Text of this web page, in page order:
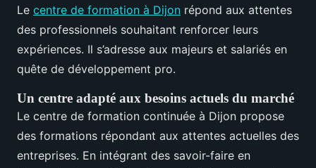
Le centre de formation à Dijon répond aux attentes
des professionnels souhaitant renforcer leurs
expériences. Il s’adresse aux majeurs et salariés en
quête de développement pro.
Un centre adapté aux besoins actuels du marché
Le centre de formation continuée à Dijon propose
des formations répondant aux attentes actuelles des
entreprises. En intégrant des savoir-faire en